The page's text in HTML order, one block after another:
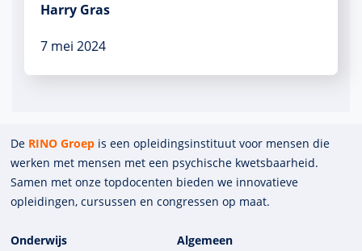
Harry Gras
7 mei 2024
De RINO Groep is een opleidings­insti­tuut voor mensen die
werken met mensen met een psychische kwets­baar­heid.
Samen met onze top­docenten bieden we innova­tieve
opleidingen, cursussen en congres­sen op maat.
Onderwijs
Algemeen